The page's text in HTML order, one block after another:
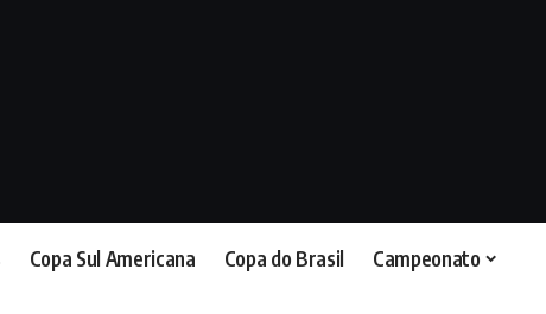
Copa Sul Americana Copa do Brasil Campeonato